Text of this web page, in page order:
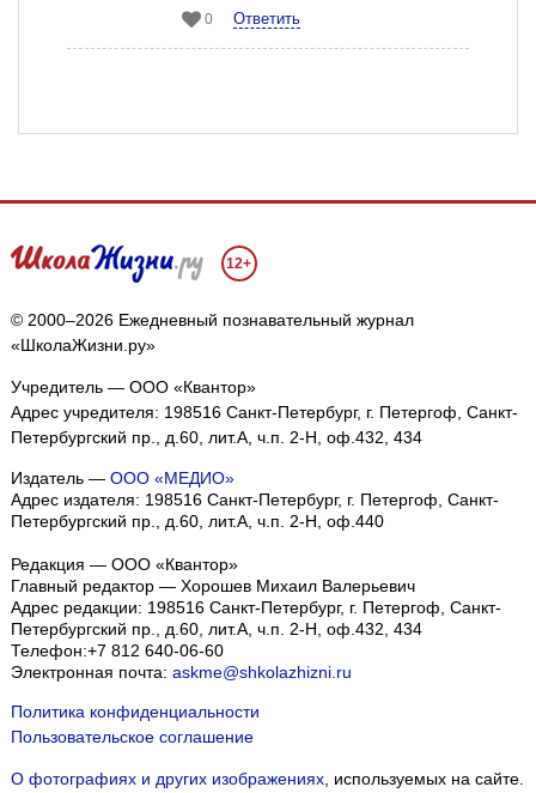
0 Ответить
12+
© 2000–2026 Ежедневный познавательный журнал
«ШколаЖизни.ру»
Учредитель — ООО «Квантор»
Адрес учредителя: 198516 Санкт-Петербург, г. Петергоф, Санкт-
Петербургский пр., д.60, лит.А, ч.п. 2-Н, оф.432, 434
Издатель — ООО «МЕДИО»
Адрес издателя: 198516 Санкт-Петербург, г. Петергоф, Санкт-
Петербургский пр., д.60, лит.А, ч.п. 2-Н, оф.440
Редакция — ООО «Квантор»
Главный редактор — Хорошев Михаил Валерьевич
Адрес редакции: 198516 Санкт-Петербург, г. Петергоф, Санкт-
Петербургский пр., д.60, лит.А, ч.п. 2-Н, оф.432, 434
Телефон:+7 812 640-06-60
Электронная почта: askme@shkolazhizni.ru
Политика конфиденциальности
Пользовательское соглашение
О фотографиях и других изображениях, используемых на сайте.